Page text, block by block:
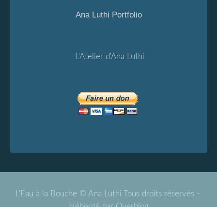
Ana Luthi Portfolio
L'Atelier d'Ana Luthi
L'Eau à la Bouche © Ana Luthi Tous droits réservés -